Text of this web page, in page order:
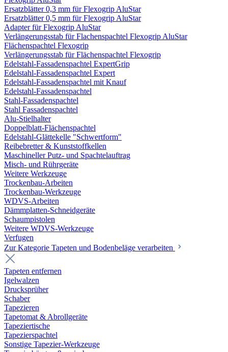
Ersatzblätter 0,3 mm für Flexogrip AluStar
Ersatzblätter 0,5 mm für Flexogrip AluStar
Adapter für Flexogrip AluStar
Verlängerungsstab für Flachenspachtel Flexogrip AluStar
Flächenspachtel Flexogrip
Verlängerungsstab für Flächenspachtel Flexogrip
Edelstahl-Fassadenspachtel ExpertGrip
Edelstahl-Fassadenspachtel Expert
Edelstahl-Fassadenspachtel mit Knauf
Edelstahl-Fassadenspachtel
Stahl-Fassadenspachtel
Stahl Fassadenspachtel
Alu-Stielhalter
Doppelblatt-Flächenspachtel
Edelstahl-Glättekelle "Schwertform"
Reibebretter & Kunststoffkellen
Maschineller Putz- und Spachtelauftrag
Misch- und Rührgeräte
Weitere Werkzeuge
Trockenbau-Arbeiten
Trockenbau-Werkzeuge
WDVS-Arbeiten
Dämmplatten-Schneidgeräte
Schaumpistolen
Weitere WDVS-Werkzeuge
Verfugen
Zur Kategorie Tapeten und Bodenbeläge verarbeiten
Tapeten entfernen
Igelwalzen
Drucksprüher
Schaber
Tapezieren
Tapetomat & Abrollgeräte
Tapeziertische
Tapezierspachtel
Sonstige Tapezier-Werkzeuge